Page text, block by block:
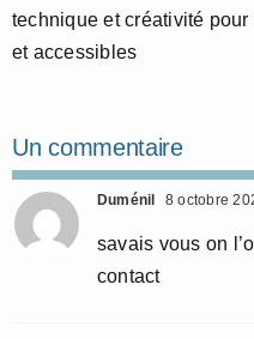
technique et créativité
et accessibles
Un commentaire
Duménil 8 octobre
savais vous on
contact